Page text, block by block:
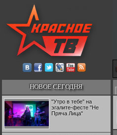
НОВОЕ СЕГОДНЯ
"Утро в тебе" на
эгалите-фесте "Не
Пряча Лица"